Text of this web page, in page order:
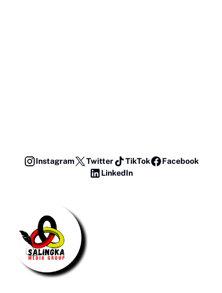
Instagram Twitter TikTok
Facebook
LinkedIn